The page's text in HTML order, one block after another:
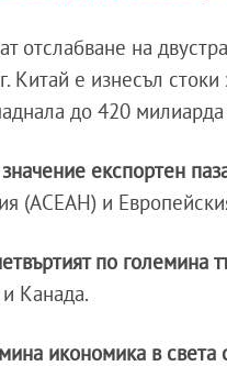
отслабване на
Китай е изнесъл
до 420
експортен
(АСЕАН) и
по големина
Канада.
икономика в